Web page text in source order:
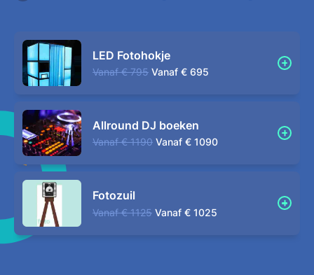
LED Fotohokje
Vanaf € 795 Vanaf € 695
Allround DJ boeken
Vanaf € 1190 Vanaf € 1090
Fotozuil
Vanaf € 1125 Vanaf € 1025